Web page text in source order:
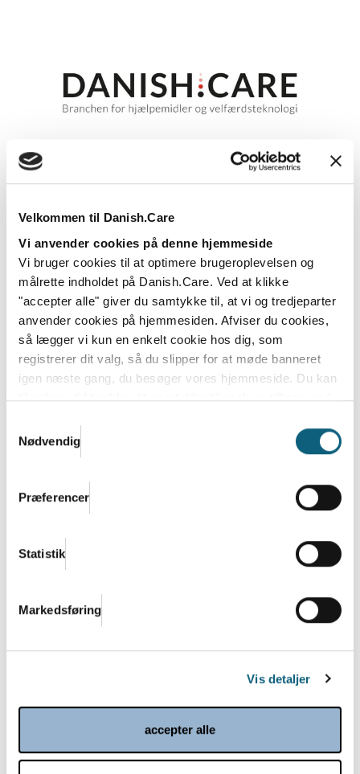
Velkommen til Danish.Care
Vi anvender cookies på denne hjemmeside
Vi bruger cookies til at optimere brugeroplevelsen og
målrette indholdet på Danish.Care. Ved at klikke
"accepter alle" giver du samtykke til, at vi og tredjeparter
anvender cookies på hjemmesiden. Afviser du cookies,
så lægger vi kun en enkelt cookie hos dig, som
registrerer dit valg, så du slipper for at møde banneret
igen næste gang, du besøger vores hjemmeside. Du kan
til enhver tid trække dit samtykke til cookies tilbage ved
Danish.Cares privatlivs- og cookiepolitik
Nødvendig
Præferencer
Statistik
Markedsføring
Vis detaljer
accepter alle
Morten Rasmussen stopper som
direktør i Danish.Care
Morten Rasmussen fratræder sin stilling som
direktør i brancheforeningen for hjælpemidler og...
Læs mere
Danish.Care Nyt 26. juni 2025
Læs mere